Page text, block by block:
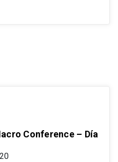
Conference – Día